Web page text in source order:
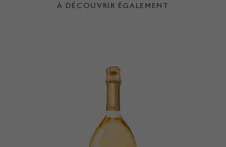
À DÉCOUVRIR ÉGALEMENT